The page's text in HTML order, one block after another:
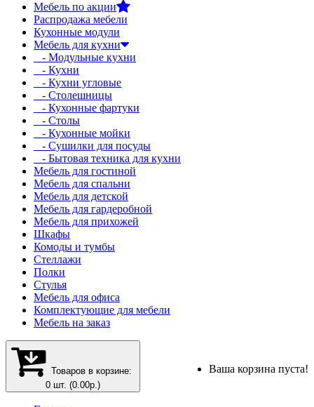
Мебель по акции
Распродажа мебели
Кухонные модули
Мебель для кухни
- Модульные кухни
- Кухни
- Кухни угловые
- Столешницы
- Кухонные фартуки
- Столы
- Кухонные мойки
- Сушилки для посуды
- Бытовая техника для кухни
Мебель для гостиной
Мебель для спальни
Мебель для детской
Мебель для гардеробной
Мебель для прихожей
Шкафы
Комоды и тумбы
Стеллажи
Полки
Стулья
Мебель для офиса
Комплектующие для мебели
Мебель на заказ
Товаров в корзине:
0 шт. (0.00р.)
Ваша корзина пуста!